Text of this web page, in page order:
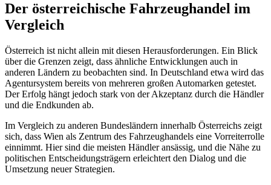
Der österreichische Fahrzeughandel im
Vergleich
Österreich ist nicht allein mit diesen Herausforderungen. Ein Blick
über die Grenzen zeigt, dass ähnliche Entwicklungen auch in
anderen Ländern zu beobachten sind. In Deutschland etwa wird das
Agentursystem bereits von mehreren großen Automarken getestet.
Der Erfolg hängt jedoch stark von der Akzeptanz durch die Händler
und die Endkunden ab.
Im Vergleich zu anderen Bundesländern innerhalb Österreichs zeigt
sich, dass Wien als Zentrum des Fahrzeughandels eine Vorreiterrolle
einnimmt. Hier sind die meisten Händler ansässig, und die Nähe zu
politischen Entscheidungsträgern erleichtert den Dialog und die
Umsetzung neuer Strategien.